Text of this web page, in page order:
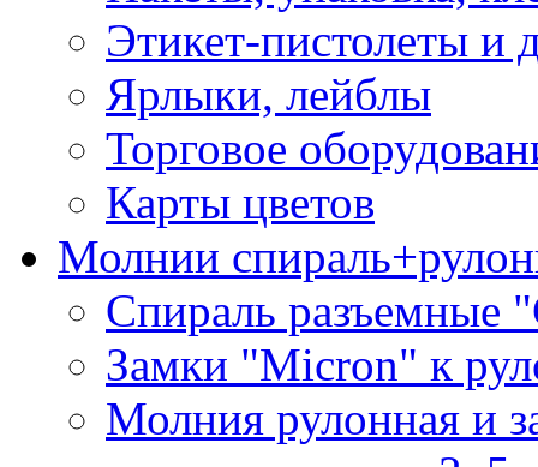
Этикет-пистолеты и
Ярлыки, лейблы
Торговое
Карты цветов
Молнии
Спираль разъемные
Замки "Micron" к
Молния рулонная и